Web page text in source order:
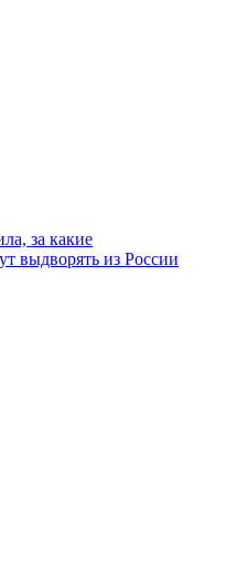
за какие
выдворять из России